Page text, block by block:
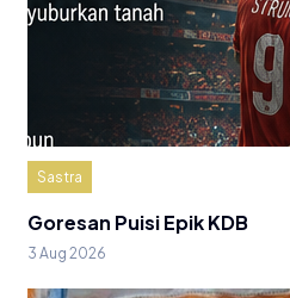
Sastra
Goresan Puisi Epik KDB
3 Aug 2026